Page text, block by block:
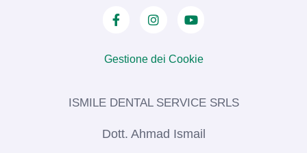
Gestione dei Cookie
ISMILE DENTAL SERVICE SRLS​
Dott. Ahmad Ismail